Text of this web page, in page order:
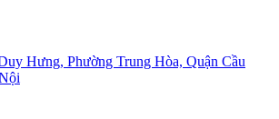
Hưng, Phường Trung Hòa, Quận Cầu